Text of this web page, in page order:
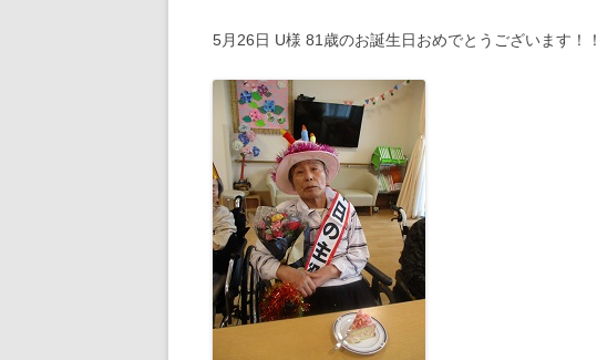
5月26日 U様 81歳のお誕生日おめでとうございます！！